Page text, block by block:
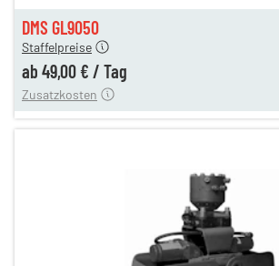
DMS GL9050
Staffelpreise
ab 49,00 € / Tag
12,00 €
Zusatzkosten